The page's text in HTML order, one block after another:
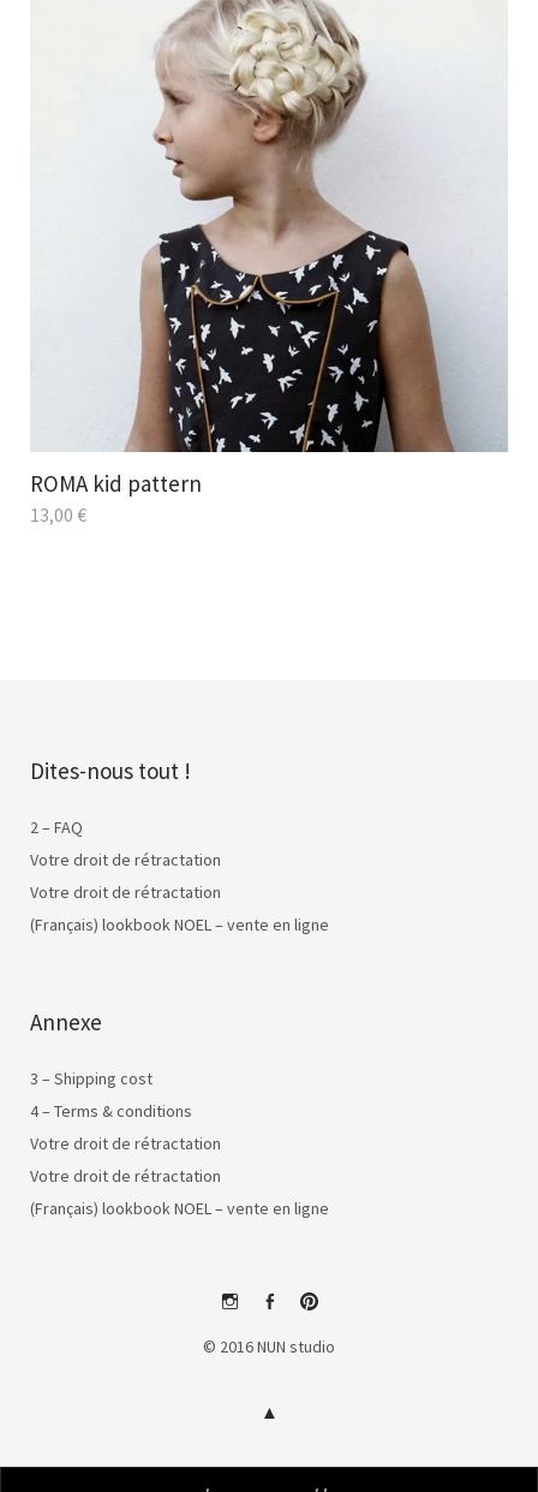
ROMA kid pattern
13,00 €
Dites-nous tout !
2 – FAQ
Votre droit de rétractation
Votre droit de rétractation
(Français) lookbook NOEL – vente en ligne
Annexe
3 – Shipping cost
4 – Terms & conditions
Votre droit de rétractation
Votre droit de rétractation
(Français) lookbook NOEL – vente en ligne
instagramfacebookpinterest
© 2016 NUN studio